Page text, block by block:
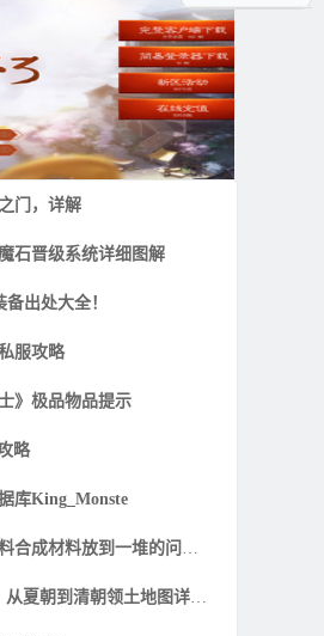
门，详解
石晋级系统详细图解
备出处大全！
服攻略
》极品物品提示
略
库King_Monste
《光通传奇3》关于材料合成材料放到一堆的问题解
中国历史上各个朝代：从夏朝到清朝领土地图详细一